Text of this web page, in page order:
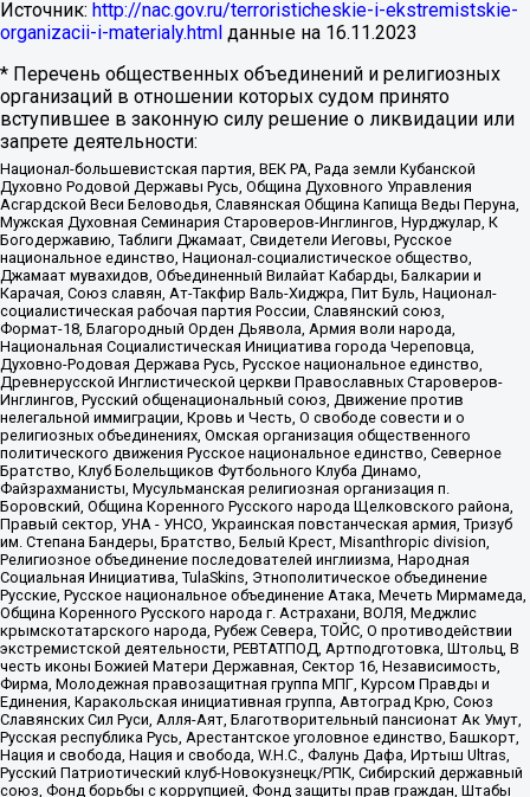
Источник: http://nac.gov.ru/terroristicheskie-i-ekstremistskie-
organizacii-i-materialy.html данные на 16.11.2023
* Перечень общественных объединений и религиозных
организаций в отношении которых судом принято
вступившее в законную силу решение о ликвидации или
запрете деятельности:
Национал-большевистская партия, ВЕК РА, Рада земли Кубанской
Духовно Родовой Державы Русь, Община Духовного Управления
Асгардской Веси Беловодья, Славянская Община Капища Веды Перуна,
Мужская Духовная Семинария Староверов-Инглингов, Нурджулар, К
Богодержавию, Таблиги Джамаат, Свидетели Иеговы, Русское
национальное единство, Национал-социалистическое общество,
Джамаат мувахидов, Объединенный Вилайат Кабарды, Балкарии и
Карачая, Союз славян, Ат-Такфир Валь-Хиджра, Пит Буль, Национал-
социалистическая рабочая партия России, Славянский союз,
Формат-18, Благородный Орден Дьявола, Армия воли народа,
Национальная Социалистическая Инициатива города Череповца,
Духовно-Родовая Держава Русь, Русское национальное единство,
Древнерусской Инглистической церкви Православных Староверов-
Инглингов, Русский общенациональный союз, Движение против
нелегальной иммиграции, Кровь и Честь, О свободе совести и о
религиозных объединениях, Омская организация общественного
политического движения Русское национальное единство, Северное
Братство, Клуб Болельщиков Футбольного Клуба Динамо,
Файзрахманисты, Мусульманская религиозная организация п.
Боровский, Община Коренного Русского народа Щелковского района,
Правый сектор, УНА - УНСО, Украинская повстанческая армия, Тризуб
им. Степана Бандеры, Братство, Белый Крест, Misanthropic division,
Религиозное объединение последователей инглиизма, Народная
Социальная Инициатива, TulaSkins, Этнополитическое объединение
Русские, Русское национальное объединение Атака, Мечеть Мирмамеда,
Община Коренного Русского народа г. Астрахани, ВОЛЯ, Меджлис
крымскотатарского народа, Рубеж Севера, ТОЙС, О противодействии
экстремистской деятельности, РЕВТАТПОД, Артподготовка, Штольц, В
честь иконы Божией Матери Державная, Сектор 16, Независимость,
Фирма, Молодежная правозащитная группа МПГ, Курсом Правды и
Единения, Каракольская инициативная группа, Автоград Крю, Союз
Славянских Сил Руси, Алля-Аят, Благотворительный пансионат Ак Умут,
Русская республика Русь, Арестантское уголовное единство, Башкорт,
Нация и свобода, Нация и свобода, W.H.С., Фалунь Дафа, Иртыш Ultras,
Русский Патриотический клуб-Новокузнецк/РПК, Сибирский державный
союз, Фонд борьбы с коррупцией, Фонд защиты прав граждан, Штабы